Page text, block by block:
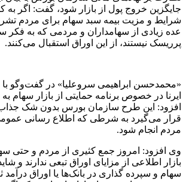
جایگزین خروج پول از بازار شود، گفت: اگر به
شرایط و مزیت بیمه سبد سهام برای مردم
عده زیادی از سهامداران و مردمی که به فکر
پرریسک نیستند، از این اوراق استقبال می‌کنند.
«محمدحسن ابراهیمی سروعلیا» در گفت‌وگو با
ایرنا در خصوص برنامه حمایتی از بازار سهام
افزود: این طرح سازمان بورس بدون شک
قرار می‌گیرد به شرطی که اطلاع رسانی
مردم انجام شود.
وی افزود: امروز جمع کثیری از مردم و حتی
بازار اطلاعی از مزایای اوراق تبعی ندارند و
سهام و سپرده گذاری در بانک‌ها یا اوراق درآمد